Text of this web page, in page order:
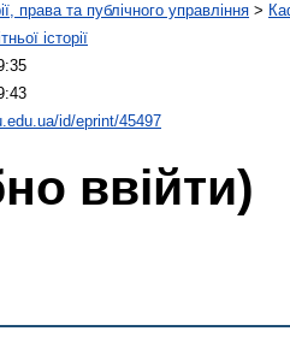
права та публічного управління >
історії
id/eprint/45497
ввійти)